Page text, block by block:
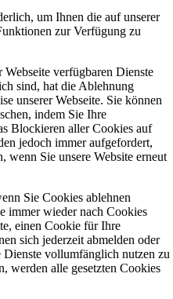
um Ihnen die auf unserer
zur Verfügung zu
verfügbaren Dienste
sind, hat die Ablehnung
unserer Webseite. Sie können
indem Sie Ihre
Blockieren aller Cookies auf
jedoch immer aufgefordert,
wenn Sie unsere Website erneut
Sie Cookies ablehnen
immer wieder nach Cookies
einen Cookie für Ihre
sich jederzeit abmelden oder
Dienste vollumfänglich nutzen zu
werden alle gesetzten Cookies